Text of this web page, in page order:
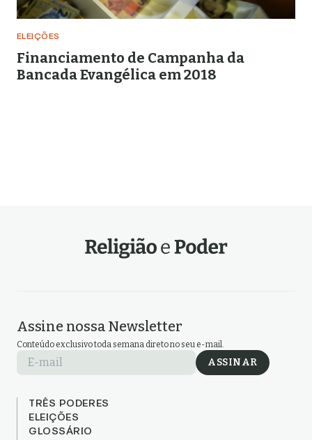
ELEIÇÕES
Financiamento de Campanha da
Bancada Evangélica em 2018
Assine nossa Newsletter
Conteúdo exclusivo toda semana direto no seu e-mail.
E-mail ASSINAR
TRÊS PODERES
ELEIÇÕES
GLOSSÁRIO